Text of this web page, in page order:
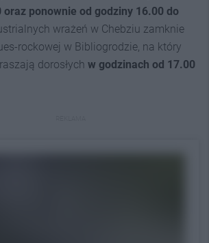
oraz ponownie od godziny 16.00 do
wrażeń w Chebziu zamknie
rockowej w Bibliogrodzie, na który
dorosłych w godzinach od 17.00